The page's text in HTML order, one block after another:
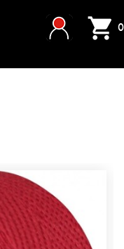
 0